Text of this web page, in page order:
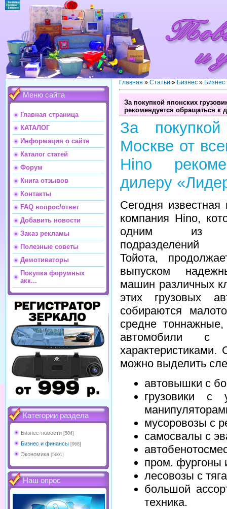
Меню сайта
Главная страница
КАТАЛОГ
Информация о сайте
Каталог статей
Форум
Книга отзывов
Контакты
FAQ вопрос/ответ
Добавить новости
Заказ рекламы
Полезные советы
Демотиваторы
Покупка форумных
акк...
Категории раздела
Бизнес-новости [504]
Бизнес и финансы [968]
Экономика [5601]
Наш опрос
Главная » Статьи » Бизнес »
За покупкой японских
рекомендуется обращаться к
За
Москве от
Hino
дилеру
Сегодня
компания Hino,
одним из
подразделений
Тойота,
выпуском
машин различных
этих грузовых
собираются
средне
автомобили с
характеристиками.
можно выделить
автовышки с
грузовики с
мусоровозы с
самосвалы с
пром. фургоны
лесовозы с
большой
техника.